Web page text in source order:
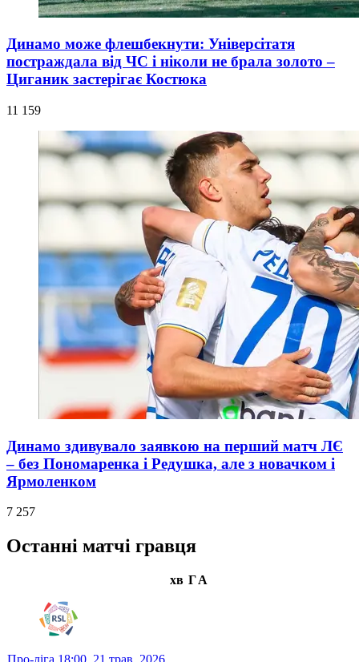
Динамо може флешбекнути: Універсітатя
постраждала від ЧС і ніколи не брала золото –
Циганик застерігає Костюка
11 159
Динамо здивувало заявкою на перший матч ЛЄ
– без Пономаренка і Редушка, але з новачком і
Ярмоленком
7 257
Останні матчі гравця
хв ГА